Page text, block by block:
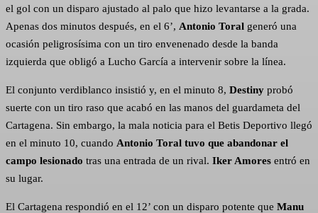
el gol con un disparo ajustado al palo que hizo levantarse a la grada.
Apenas dos minutos después, en el 6’, Antonio Toral generó una
ocasión peligrosísima con un tiro envenenado desde la banda
izquierda que obligó a Lucho García a intervenir sobre la línea.
El conjunto verdiblanco insistió y, en el minuto 8, Destiny probó
suerte con un tiro raso que acabó en las manos del guardameta del
Cartagena. Sin embargo, la mala noticia para el Betis Deportivo llegó
en el minuto 10, cuando Antonio Toral tuvo que abandonar el
campo lesionado tras una entrada de un rival. Iker Amores entró en
su lugar.
El Cartagena respondió en el 12’ con un disparo potente que Manu